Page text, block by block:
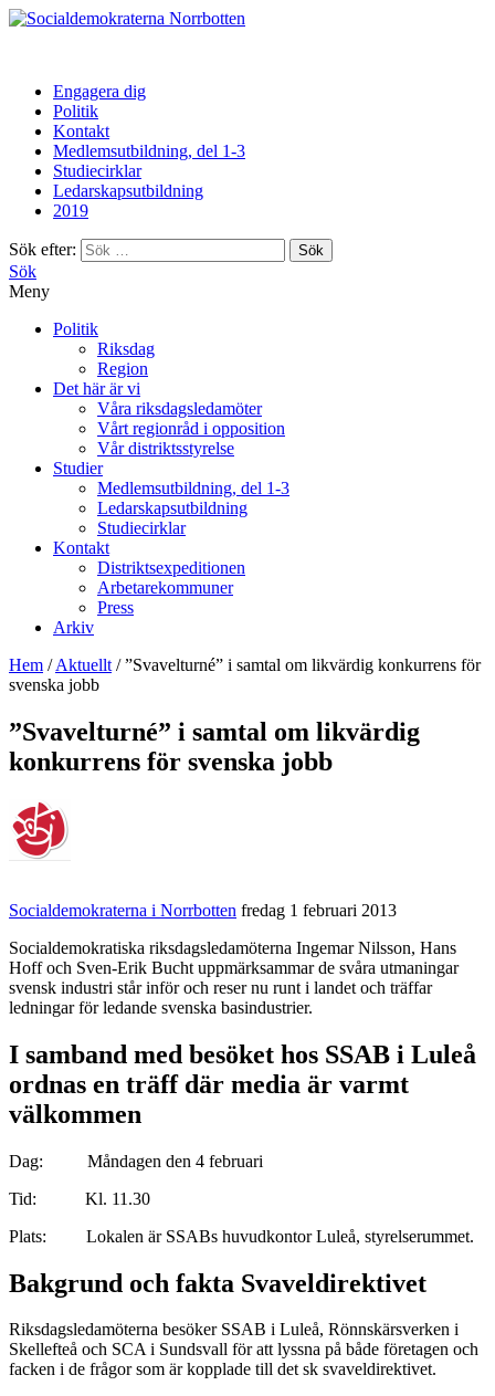
Norrbotten
Engagera dig
Politik
Kontakt
Medlemsutbildning, del 1-3
Studiecirklar
Ledarskapsutbildning
2019
Sök efter:
Sök
Meny
Politik
Riksdag
Region
Det här är vi
Våra riksdagsledamöter
Vårt regionråd i opposition
Vår distriktsstyrelse
Studier
Medlemsutbildning, del 1-3
Ledarskapsutbildning
Studiecirklar
Kontakt
Distriktsexpeditionen
Arbetarekommuner
Press
Arkiv
Hem /Aktuellt /”Svavelturné” i samtal om likvärdig konkurrens för
svenska jobb
”Svavelturné” i samtal om likvärdig
konkurrens för svenska jobb
Socialdemokraterna i Norrbotten fredag 1 februari 2013
Socialdemokratiska riksdagsledamöterna Ingemar Nilsson, Hans
Hoff och Sven-Erik Bucht uppmärksammar de svåra utmaningar
svensk industri står inför och reser nu runt i landet och träffar
ledningar för ledande svenska basindustrier.
I samband med besöket hos SSAB i Luleå
ordnas en träff där media är varmt
välkommen
Dag: Måndagen den 4 februari
Tid: Kl. 11.30
Plats: Lokalen är SSABs huvudkontor Luleå, styrelserummet.
Bakgrund och fakta Svaveldirektivet
Riksdagsledamöterna besöker SSAB i Luleå, Rönnskärsverken i
Skellefteå och SCA i Sundsvall för att lyssna på både företagen och
facken i de frågor som är kopplade till det sk svaveldirektivet.